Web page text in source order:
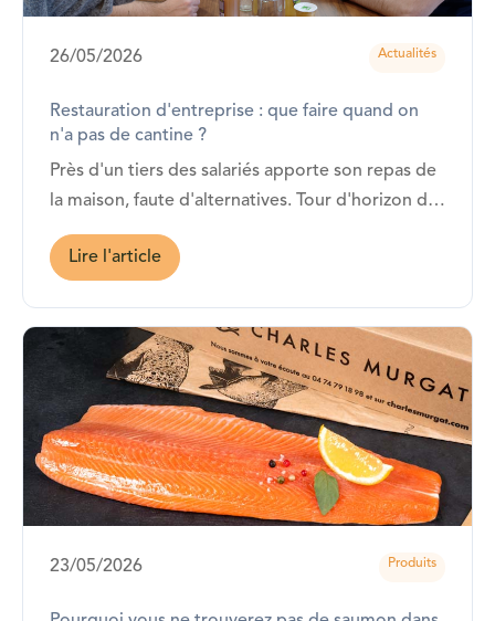
26/05/2026 Actualités
Restauration d'entreprise : que faire quand on
n'a pas de cantine ?
Près d'un tiers des salariés apporte son repas de
la maison, faute d'alternatives. Tour d'horizon des
vraies options pour organiser la pause déjeuner
de vos équipes, sans cantine et sans se ruiner.
Lire l'article
23/05/2026 Produits